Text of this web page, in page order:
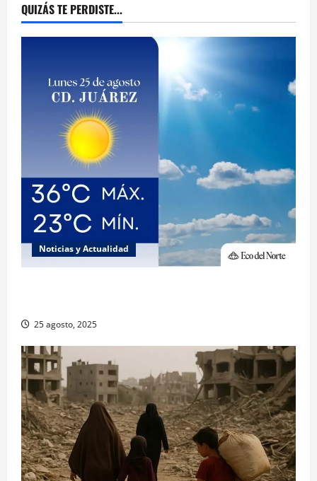
QUIZÁS TE PERDISTE...
Noticias y Actualidad
25 agosto, 2025